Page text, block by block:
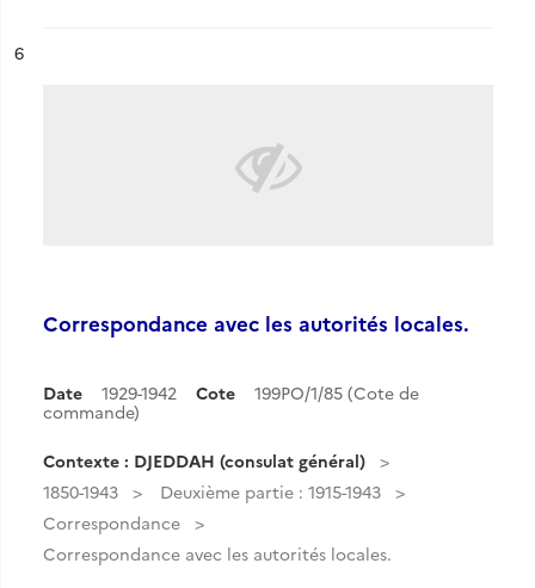
n°
6
Correspondance avec les autorités locales.
Date 1929-1942 Cote
199PO/1/85 (Cote de
commande)
Contexte : DJEDDAH (consulat général)
1850-1943
Deuxième partie : 1915-1943
Correspondance
Correspondance avec les autorités locales.